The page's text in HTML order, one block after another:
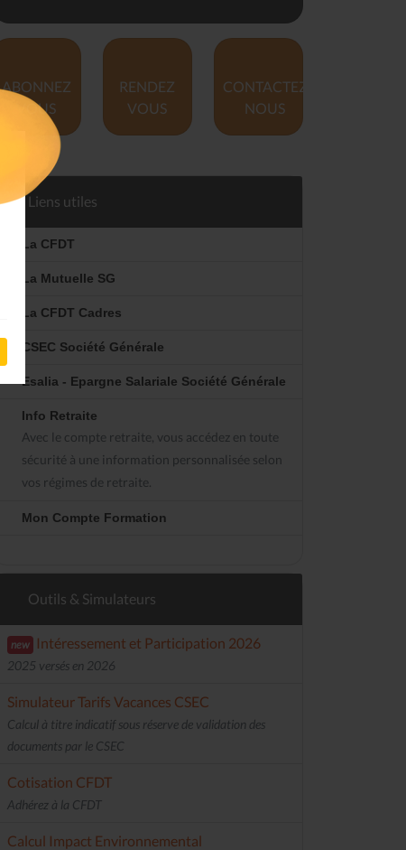
ABONNEZ
VOUS
RENDEZ
VOUS
CONTACTEZ
NOUS
Liens utiles
La CFDT
La Mutuelle SG
La CFDT Cadres
CSEC Société Générale
Esalia - Epargne Salariale Société Générale
Info Retraite
Avec le compte retraite, vous accédez en toute
sécurité à une information personnalisée selon
vos régimes de retraite.
Mon Compte Formation
Outils & Simulateurs
new Intéressement et Participation 2026
2025 versés en 2026
Simulateur Tarifs Vacances CSEC
Calcul à titre indicatif sous réserve de validation des
documents par le CSEC
Cotisation CFDT
Adhérez à la CFDT
Calcul Impact Environnemental